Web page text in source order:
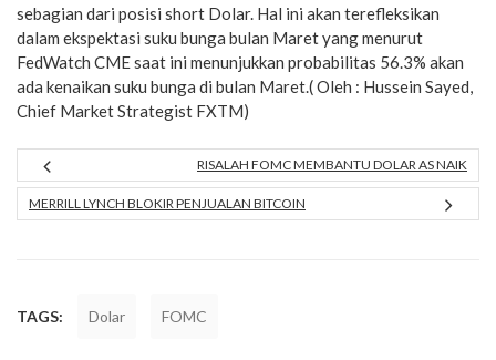
sebagian dari posisi short Dolar. Hal ini akan terefleksikan
dalam ekspektasi suku bunga bulan Maret yang menurut
FedWatch CME saat ini menunjukkan probabilitas 56.3% akan
ada kenaikan suku bunga di bulan Maret.( Oleh : Hussein Sayed,
Chief Market Strategist FXTM)
RISALAH FOMC MEMBANTU DOLAR AS NAIK
MERRILL LYNCH BLOKIR PENJUALAN BITCOIN
TAGS: Dolar FOMC